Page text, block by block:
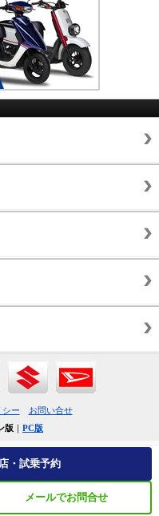
・試乗予約
メールでお問合せ
シー
お問い合せ
版 PC版